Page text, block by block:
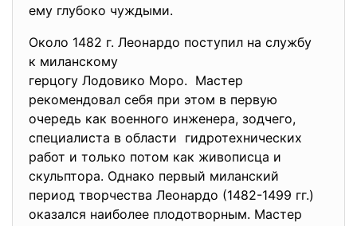
ему глубоко чуждыми.
Около 1482 г. Леонардо поступил на службу
к миланскому
герцогу Лодовико Моро. Мастер
рекомендовал себя при этом в первую
очередь как военного инженера, зодчего,
специалиста в области гидротехнических
работ и только потом как живописца и
скульптора. Однако первый миланский
период творчества Леонардо (1482-1499 гг.)
оказался наиболее плодотворным. Мастер